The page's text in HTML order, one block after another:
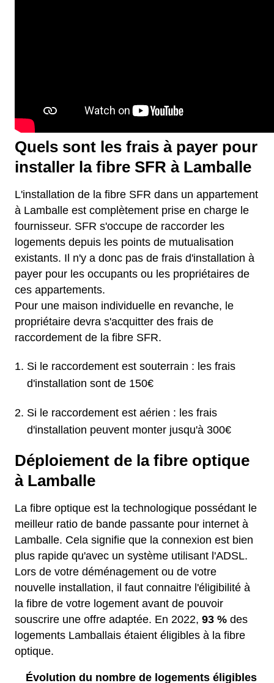
Quels sont les frais à payer pour
installer la fibre SFR à Lamballe
L'installation de la fibre SFR dans un appartement
à Lamballe est complètement prise en charge le
fournisseur. SFR s'occupe de raccorder les
logements depuis les points de mutualisation
existants. Il n'y a donc pas de frais d'installation à
payer pour les occupants ou les propriétaires de
ces appartements.
Pour une maison individuelle en revanche, le
propriétaire devra s'acquitter des frais de
raccordement de la fibre SFR.
Si le raccordement est souterrain : les frais
d'installation sont de 150€
Si le raccordement est aérien : les frais
d'installation peuvent monter jusqu'à 300€
Déploiement de la fibre optique
à Lamballe
La fibre optique est la technologique possédant le
meilleur ratio de bande passante pour internet à
Lamballe. Cela signifie que la connexion est bien
plus rapide qu'avec un système utilisant l'ADSL.
Lors de votre déménagement ou de votre
nouvelle installation, il faut connaitre l'éligibilité à
la fibre de votre logement avant de pouvoir
souscrire une offre adaptée. En 2022, 93 % des
logements Lamballais étaient éligibles à la fibre
optique.
Évolution du nombre de logements éligibles à